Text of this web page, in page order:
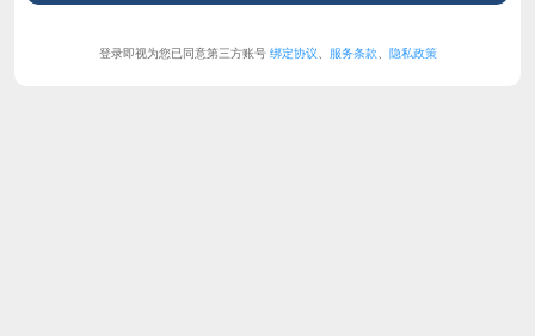
登录即视为您已同意第三方账号 绑定协议 服务条款、 隐私政策